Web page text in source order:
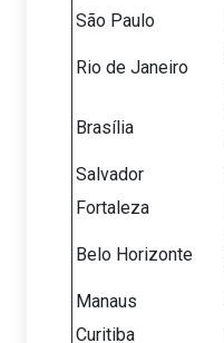
São Paulo
Rio de Janeiro
Brasília
Salvador
Fortaleza
Belo Horizonte
Manaus
Curitiba